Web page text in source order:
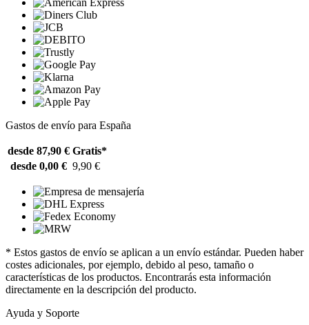
Gastos de envío para España
desde 87,90 € Gratis*
desde 0,00 € 9,90 €
* Estos gastos de envío se aplican a un envío estándar. Pueden haber
costes adicionales, por ejemplo, debido al peso, tamaño o
características de los productos. Encontrarás esta información
directamente en la descripción del producto.
Ayuda y Soporte